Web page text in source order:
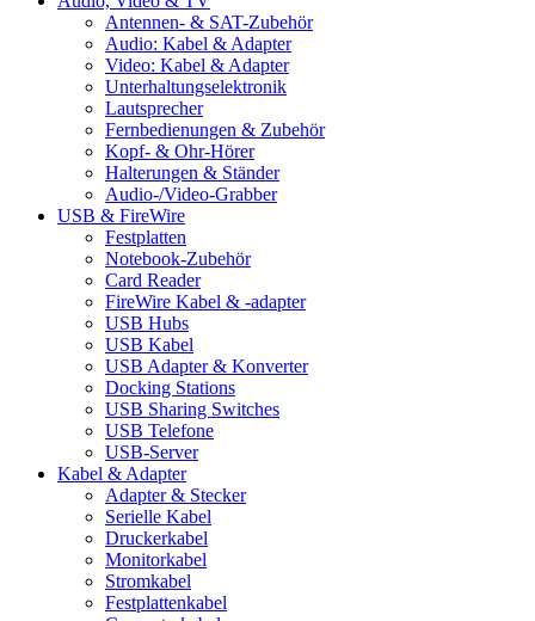
Antennen- & SAT-Zubehör
Audio: Kabel & Adapter
Video: Kabel & Adapter
Unterhaltungselektronik
Lautsprecher
Fernbedienungen & Zubehör
Kopf- & Ohr-Hörer
Halterungen & Ständer
Audio-/Video-Grabber
USB & FireWire
Festplatten
Notebook-Zubehör
Card Reader
FireWire Kabel & -adapter
USB Hubs
USB Kabel
USB Adapter & Konverter
Docking Stations
USB Sharing Switches
USB Telefone
USB-Server
Kabel & Adapter
Adapter & Stecker
Serielle Kabel
Druckerkabel
Monitorkabel
Stromkabel
Festplattenkabel